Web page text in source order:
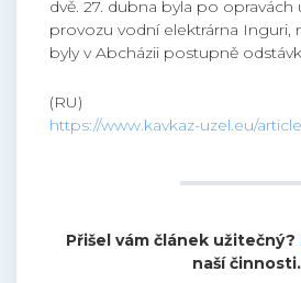
dvě. 27. dubna byla po opravách
provozu vodní elektrárna Inguri,
byly v Abcházii postupně
(RU)
https://www.kavkaz-uzel.eu/
Přišel vám článek užitečný?
naší činnosti.